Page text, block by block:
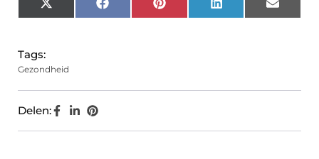
X
(Twitter)
FacebookPinterest LinkedIn Email
Tags:
Gezondheid
Delen: